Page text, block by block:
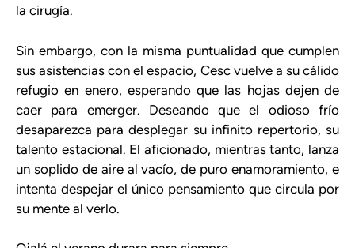
la cirugía.
Sin embargo, con la misma puntualidad que cumplen
sus asistencias con el espacio, Cesc vuelve a su cálido
refugio en enero, esperando que las hojas dejen de
caer para emerger. Deseando que el odioso frío
desaparezca para desplegar su infinito repertorio, su
talento estacional. El aficionado, mientras tanto, lanza
un soplido de aire al vacío, de puro enamoramiento, e
intenta despejar el único pensamiento que circula por
su mente al verlo.